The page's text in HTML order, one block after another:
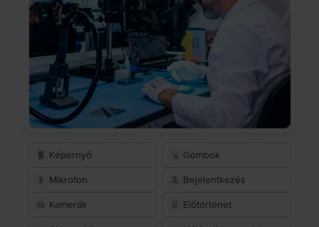
Képernyő Gombok
Mikrofon Bejelentkezés
Kamerák Előtörténet